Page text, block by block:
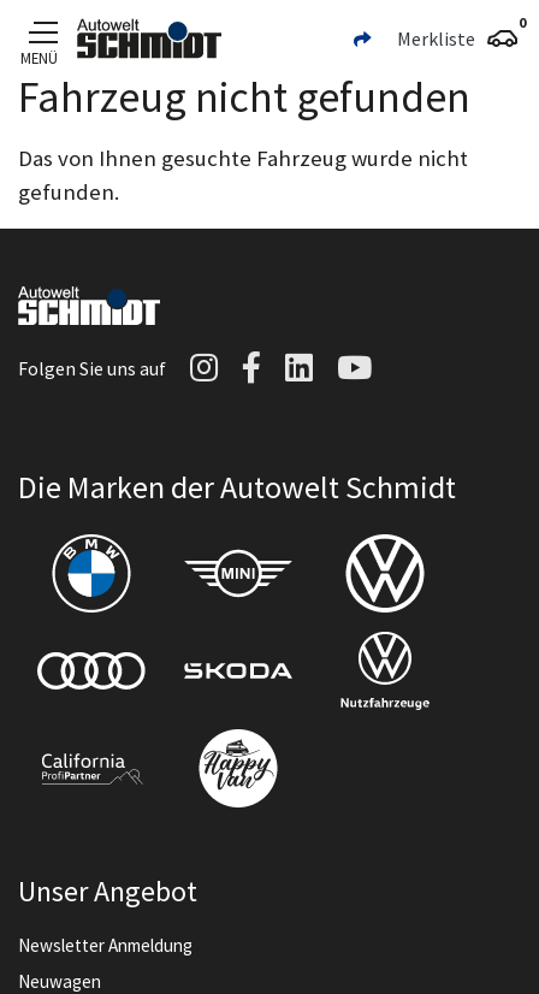
Zum Hauptinhalt
MENÜ
Merkliste
0
Fahrzeug nicht gefunden
Das von Ihnen gesuchte Fahrzeug wurde nicht
gefunden.
Folgen Sie uns auf Autowelt Schmidt auf
Autowelt Schmidt
AutoweltAutowelt
Die Marken der Autowelt Schmidt
Unser Angebot
Newsletter Anmeldung
Neuwagen